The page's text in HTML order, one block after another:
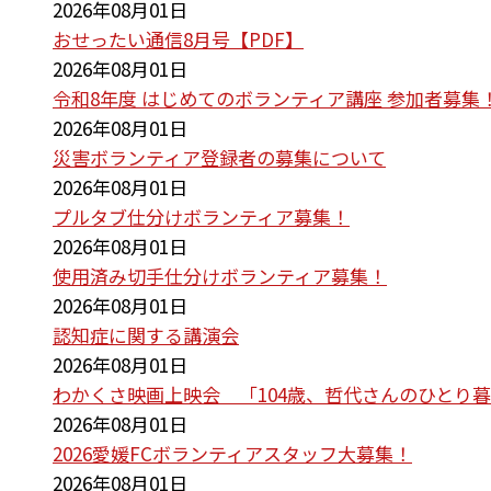
2026年08月01日
おせったい通信8月号【PDF】
2026年08月01日
令和8年度 はじめてのボランティア講座 参加者募集！
2026年08月01日
災害ボランティア登録者の募集について
2026年08月01日
プルタブ仕分けボランティア募集！
2026年08月01日
使用済み切手仕分けボランティア募集！
2026年08月01日
認知症に関する講演会
2026年08月01日
わかくさ映画上映会 「104歳、哲代さんのひとり暮
2026年08月01日
2026愛媛FCボランティアスタッフ大募集！
2026年08月01日